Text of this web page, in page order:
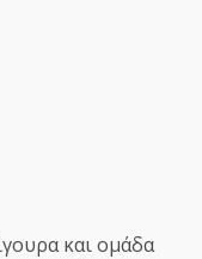
και ομάδα